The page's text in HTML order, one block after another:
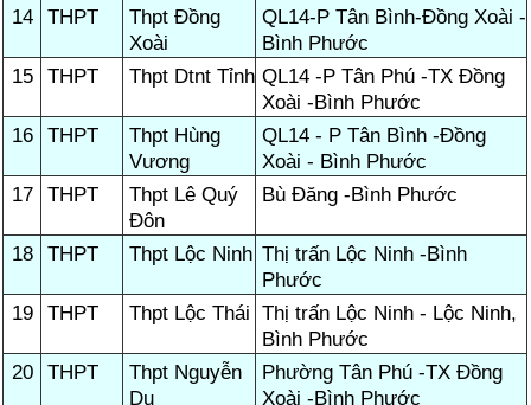
14
THPT
Thpt Đồng
Xoài
QL14-P Tân Bình-Đồng Xoài -
Bình Phước
15
THPT Thpt Dtnt Tỉnh QL14 -P Tân Phú -TX Đồng
Xoài -Bình Phước
16
THPT
Thpt Hùng
Vương
QL14 - P Tân Bình -Đồng
Xoài - Bình Phước
17
THPT
Thpt Lê Quý
Đôn
Bù Đăng -Bình Phước
18 THPT Thpt Lộc Ninh Thị trấn Lộc Ninh -Bình
Phước
19
THPT Thpt Lộc Thái Thị trấn Lộc Ninh - Lộc Ninh,
Bình Phước
20
THPT
Thpt Nguyễn
Du
Phường Tân Phú -TX Đồng
Xoài -Bình Phước